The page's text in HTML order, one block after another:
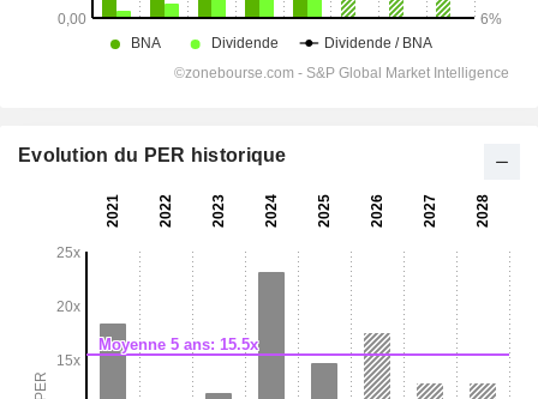
Evolution du PER historique